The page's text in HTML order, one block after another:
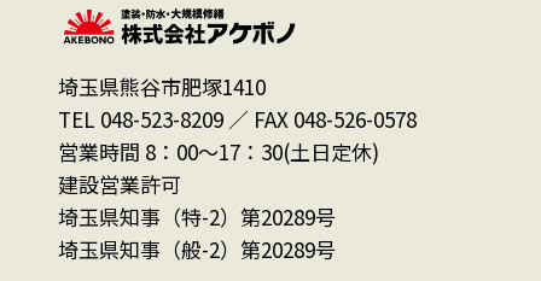
埼玉県熊谷市肥塚1410
TEL 048-523-8209 ／ FAX 048-526-0578
営業時間 8：00～17：30(土日定休)
建設営業許可
埼玉県知事（特-2）第20289号
埼玉県知事（般-2）第20289号